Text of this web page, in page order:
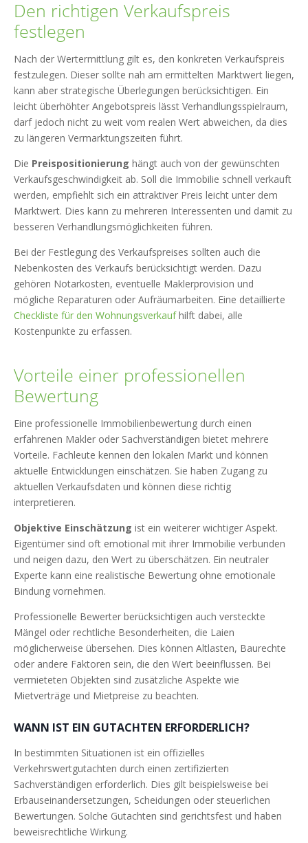
Den richtigen Verkaufspreis
festlegen
Nach der Wertermittlung gilt es, den konkreten Verkaufspreis
festzulegen. Dieser sollte nah am ermittelten Marktwert liegen,
kann aber strategische Überlegungen berücksichtigen. Ein
leicht überhöhter Angebotspreis lässt Verhandlungsspielraum,
darf jedoch nicht zu weit vom realen Wert abweichen, da dies
zu längeren Vermarktungszeiten führt.
Die Preispositionierung hängt auch von der gewünschten
Verkaufsgeschwindigkeit ab. Soll die Immobilie schnell verkauft
werden, empfiehlt sich ein attraktiver Preis leicht unter dem
Marktwert. Dies kann zu mehreren Interessenten und damit zu
besseren Verhandlungsmöglichkeiten führen.
Bei der Festlegung des Verkaufspreises sollten auch die
Nebenkosten des Verkaufs berücksichtigt werden. Dazu
gehören Notarkosten, eventuelle Maklerprovision und
mögliche Reparaturen oder Aufräumarbeiten. Eine detaillierte
Checkliste für den Wohnungsverkaufhilft dabei, alle
Kostenpunkte zu erfassen.
Vorteile einer professionellen
Bewertung
Eine professionelle Immobilienbewertung durch einen
erfahrenen Makler oder Sachverständigen bietet mehrere
Vorteile. Fachleute kennen den lokalen Markt und können
aktuelle Entwicklungen einschätzen. Sie haben Zugang zu
aktuellen Verkaufsdaten und können diese richtig
interpretieren.
Objektive Einschätzung ist ein weiterer wichtiger Aspekt.
Eigentümer sind oft emotional mit ihrer Immobilie verbunden
und neigen dazu, den Wert zu überschätzen. Ein neutraler
Experte kann eine realistische Bewertung ohne emotionale
Bindung vornehmen.
Professionelle Bewerter berücksichtigen auch versteckte
Mängel oder rechtliche Besonderheiten, die Laien
möglicherweise übersehen. Dies können Altlasten, Baurechte
oder andere Faktoren sein, die den Wert beeinflussen. Bei
vermieteten Objekten sind zusätzliche Aspekte wie
Mietverträge und Mietpreise zu beachten.
WANN IST EIN GUTACHTEN ERFORDERLICH?
In bestimmten Situationen ist ein offizielles
Verkehrswertgutachten durch einen zertifizierten
Sachverständigen erforderlich. Dies gilt beispielsweise bei
Erbauseinandersetzungen, Scheidungen oder steuerlichen
Bewertungen. Solche Gutachten sind gerichtsfest und haben
beweisrechtliche Wirkung.